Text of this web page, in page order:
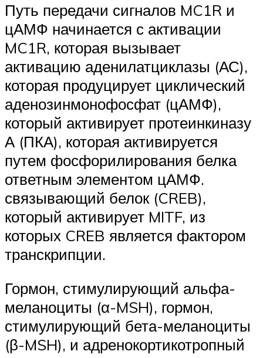
Путь передачи сигналов MC1R и
цАМФ начинается с активации
MC1R, которая вызывает
активацию аденилатциклазы (АС),
которая продуцирует циклический
аденозинмонофосфат (цАМФ),
который активирует протеинкиназу
А (ПКА), которая активируется
путем фосфорилирования белка
ответным элементом цАМФ.
связывающий белок (CREB),
который активирует MITF, из
которых CREB является фактором
транскрипции.
Гормон, стимулирующий альфа-
меланоциты (α-MSH), гормон,
стимулирующий бета-меланоциты
(β-MSH), и адренокортикотропный